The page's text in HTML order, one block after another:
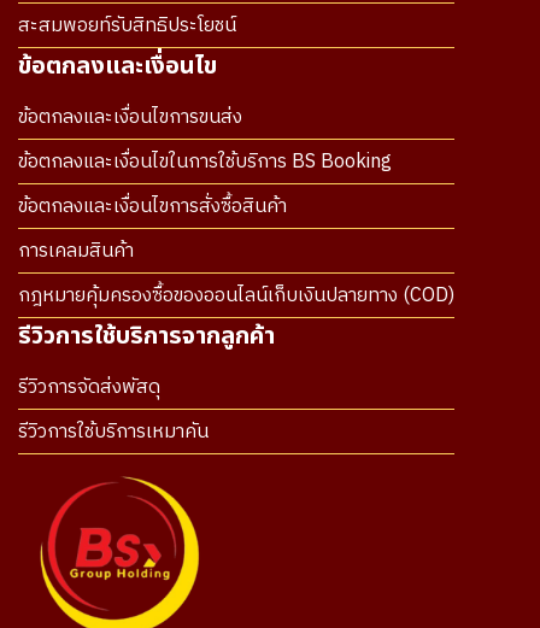
สะสมพอยท์รับสิทธิประโยชน์
ข้อตกลงและเงื่อนไข
ข้อตกลงและเงื่อนไขการขนส่ง
ข้อตกลงและเงื่อนไขในการใช้บริการ BS Booking
ข้อตกลงและเงื่อนไขการสั่งซื้อสินค้า
การเคลมสินค้า
กฎหมายคุ้มครองซื้อของออนไลน์เก็บเงินปลายทาง (COD)
รีวิวการใช้บริการจากลูกค้า
รีวิวการจัดส่งพัสดุ
รีวิวการใช้บริการเหมาคัน